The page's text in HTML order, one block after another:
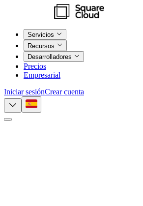
Servicios
Recursos
Desarrolladores
Precios
Empresarial
Iniciar sesiónCrear cuenta